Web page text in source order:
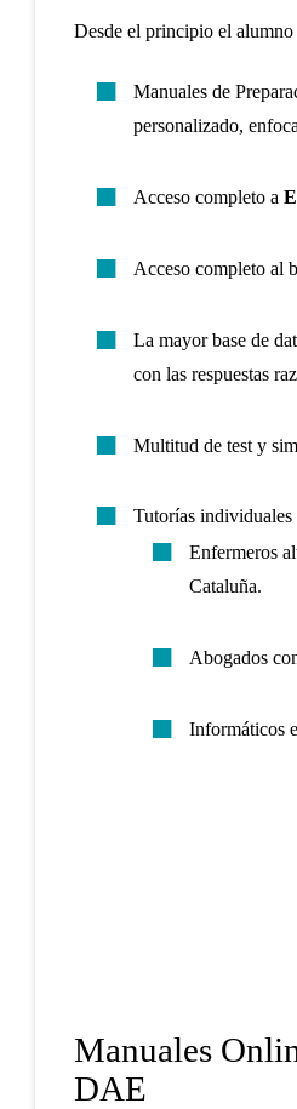
Desde el principio el alumno
Manuales de
personalizado,
Acceso completo a
Acceso completo al
La mayor base de
con las respuestas
Multitud de test y
Tutorías individuales
Enfermeros
Cataluña.
Abogados
Informáticos
Manuales
DAE